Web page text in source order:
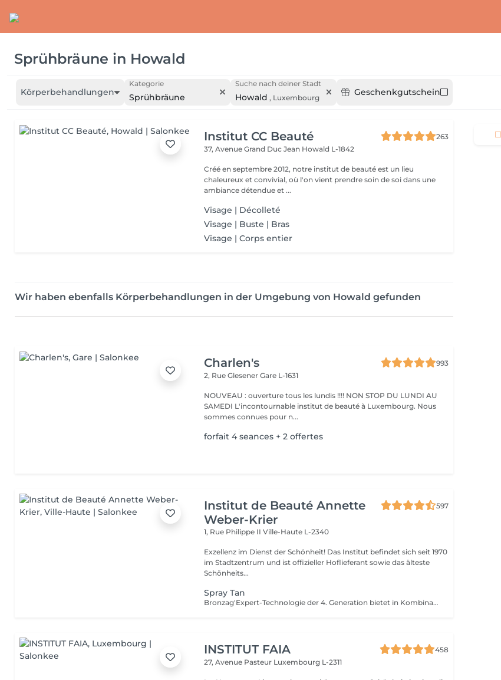
Sprühbräune in Howald
Körperbehandlungen
Kategorie
Sprühbräune
Suche nach deiner Stadt
Howald , Luxembourg
Geschenkgutschein
Institut CC Beauté
263
37, Avenue Grand Duc Jean Howald L-1842
Créé en septembre 2012, notre institut de beauté est un lieu
chaleureux et convivial, où l'on vient prendre soin de soi dans une
ambiance détendue et ...
Visage | Décolleté
Visage | Buste | Bras
Visage | Corps entier
Wir haben ebenfalls Körperbehandlungen in der Umgebung von Howald gefunden
Charlen's
993
2, Rue GlesenerGare L-1631
NOUVEAU : ouverture tous les lundis !!!! NON STOP DU LUNDI AU
SAMEDI L'incontournable institut de beauté à Luxembourg. Nous
sommes connues pour n...
forfait 4 seances + 2 offertes
Institut de Beauté Annette
Weber-Krier
597
1, Rue Philippe IIVille-Haute L-2340
Exzellenz im Dienst der Schönheit! Das Institut befindet sich seit 1970
im Stadtzentrum und ist offizieller Hoflieferant sowie das älteste
Schönheits...
Spray Tan
Bronzag'Expert-Technologie der 4. Generation bietet in Kombination mit unserer Lotion eine maßgeschneiderte Bräune ohne UV-Strahlung. Dank der zu 99 % natürlichen Zusammensetzung mit einem Melaninaktivator und feuchtigkeitsspendenden Wirkstoffen erhalten Sie gebräunte, revitalisierte und aufgepolsterte Haut.
INSTITUT FAIA
458
27, Avenue Pasteur Luxembourg L-2311